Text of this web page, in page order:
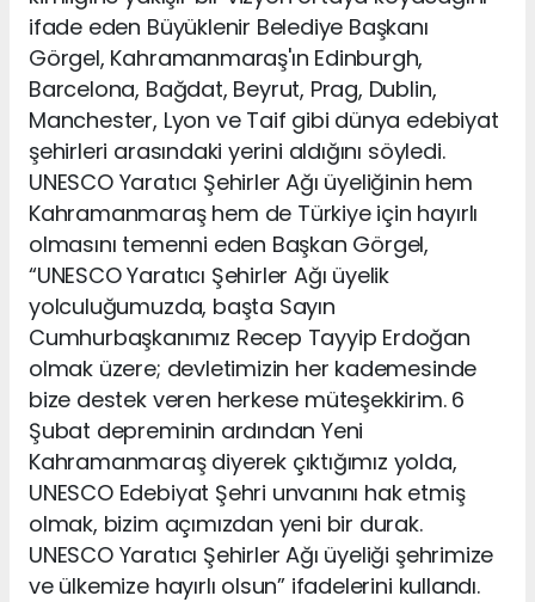
ifade eden Büyüklenir Belediye Başkanı
Görgel, Kahramanmaraş'ın Edinburgh,
Barcelona, Bağdat, Beyrut, Prag, Dublin,
Manchester, Lyon ve Taif gibi dünya edebiyat
şehirleri arasındaki yerini aldığını söyledi.
UNESCO Yaratıcı Şehirler Ağı üyeliğinin hem
Kahramanmaraş hem de Türkiye için hayırlı
olmasını temenni eden Başkan Görgel,
“UNESCO Yaratıcı Şehirler Ağı üyelik
yolculuğumuzda, başta Sayın
Cumhurbaşkanımız Recep Tayyip Erdoğan
olmak üzere; devletimizin her kademesinde
bize destek veren herkese müteşekkirim. 6
Şubat depreminin ardından Yeni
Kahramanmaraş diyerek çıktığımız yolda,
UNESCO Edebiyat Şehri unvanını hak etmiş
olmak, bizim açımızdan yeni bir durak.
UNESCO Yaratıcı Şehirler Ağı üyeliği şehrimize
ve ülkemize hayırlı olsun” ifadelerini kullandı.